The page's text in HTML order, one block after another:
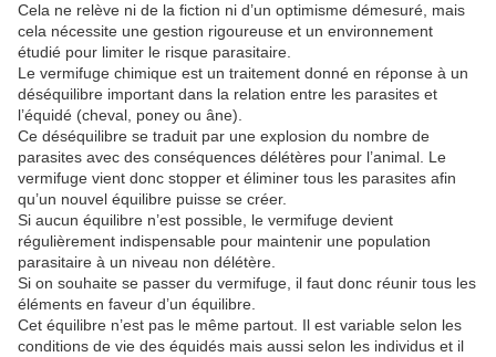
Cela ne relève ni de la fiction ni d’un optimisme démesuré, mais
cela nécessite une gestion rigoureuse et un environnement
étudié pour limiter le risque parasitaire.
Le vermifuge chimique est un traitement donné en réponse à un
déséquilibre important dans la relation entre les parasites et
l’équidé (cheval, poney ou âne).
Ce déséquilibre se traduit par une explosion du nombre de
parasites avec des conséquences délétères pour l’animal. Le
vermifuge vient donc stopper et éliminer tous les parasites afin
qu’un nouvel équilibre puisse se créer.
Si aucun équilibre n’est possible, le vermifuge devient
régulièrement indispensable pour maintenir une population
parasitaire à un niveau non délétère.
Si on souhaite se passer du vermifuge, il faut donc réunir tous les
éléments en faveur d’un équilibre.
Cet équilibre n’est pas le même partout. Il est variable selon les
conditions de vie des équidés mais aussi selon les individus et il